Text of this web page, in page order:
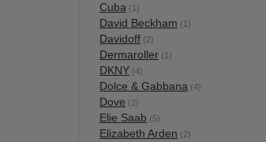
Cuba (1)
David Beckham (1)
Davidoff (2)
Dermaroller (1)
DKNY (4)
Dolce & Gabbana (4)
Dove (2)
Elie Saab (5)
Elizabeth Arden (2)